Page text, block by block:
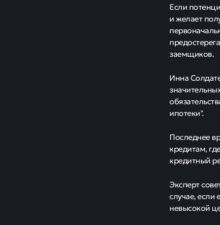
Если
и желает
заемщиков.
Инна
ипотеки".
Последнее
кредитам,
кредитный
Эксперт
случае, если
невысокой